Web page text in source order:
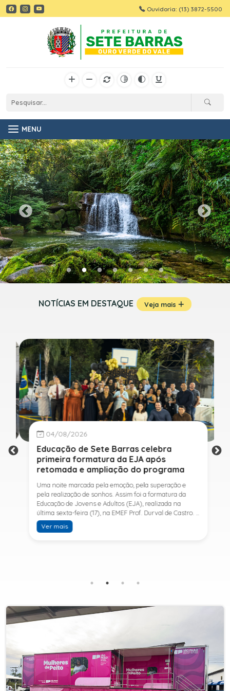
Ouvidoria: (13) 3872-5500
MENU
NOTÍCIAS EM DESTAQUE Veja mais
04/08/2026
Educação de Sete Barras celebra
primeira formatura da EJA após
retomada e ampliação do programa
Uma noite marcada pela emoção, pela superação e
pela realização de sonhos. Assim foi a formatura da
Educação de Jovens e Adultos (EJA), realizada na
última sexta-feira (17), na EMEF Prof. Durval de Castro. A
cerimônia celebrou a conclusão dos estudos de 53
alunos e entrou para a história ao marcar a primeira
SESI, ampliando o acesso à educação e oferecendo uma
retomar os estudos.A última turma da Educação de
Jovens e Adultos formada pelo município foi em 2016,
oferecida em Sete Barras e, a partir de agosto de 2025,
passou por uma importante ampliação. Em parceria
com o SESI, a Prefeitura passou a disponibilizar também
o Ensino Fundamental II (6º ao 9º ano) e o Ensino
Médio, ampliando significativamente as oportunidades
para que jovens e adultos concluam sua formação.A
Ver mais